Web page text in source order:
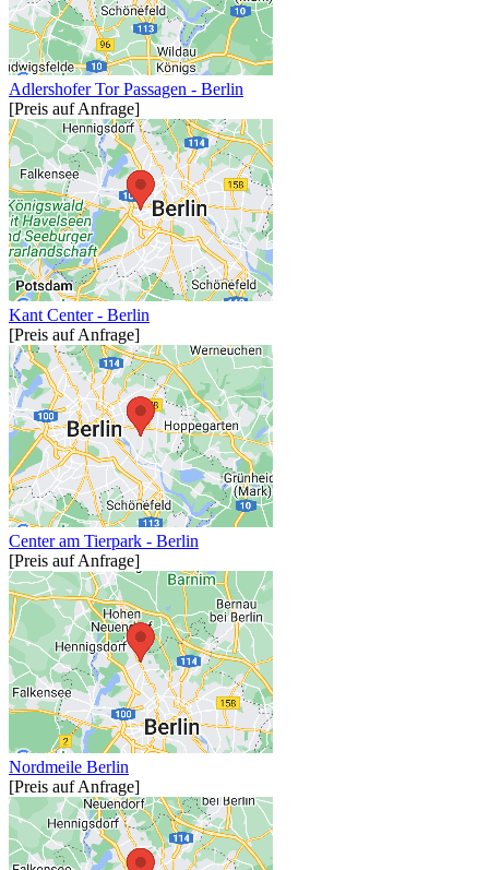
Adlershofer Tor Passagen - Berlin
[Preis auf Anfrage]
Kant Center - Berlin
[Preis auf Anfrage]
Center am Tierpark - Berlin
[Preis auf Anfrage]
Nordmeile Berlin
[Preis auf Anfrage]